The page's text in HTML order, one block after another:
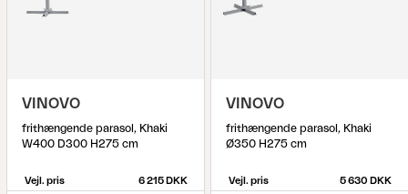
VINOVO
frithængende parasol, Khaki
W400 D300 H275 cm
Vejl. pris 6 215 DKK
VINOVO
frithængende parasol, Khaki
Ø350 H275 cm
Vejl. pris 5 630 DKK